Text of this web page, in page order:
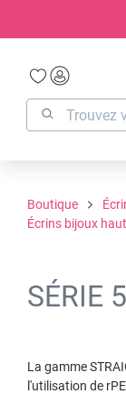
Boutique
Écrins bijoux
SÉRIE
La gamme
l'utilisation de